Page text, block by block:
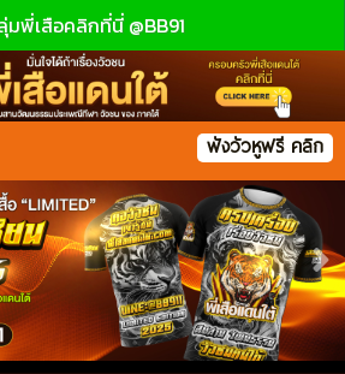
มพี่เสือคลิกที่นี่ @BB91
ฟังวัวหูฟรี คลิก